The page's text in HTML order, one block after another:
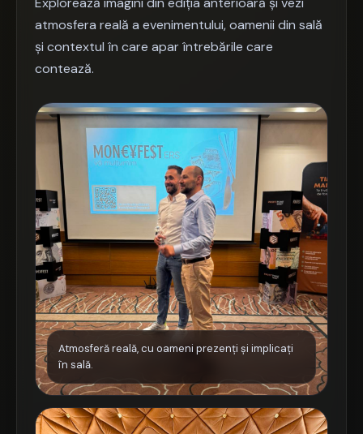
atmosfera reală a evenimentului, oamenii din sală
și contextul în care apar întrebările care
contează.
Atmosferă reală, cu oameni prezenți și implicați
în sală.